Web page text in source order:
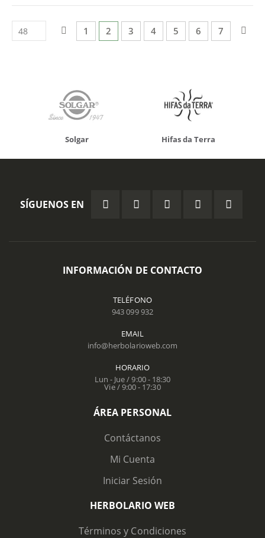
PáginaPágina
AnteriorPágina
1 Actualmente estás leyendo página
2 Página
3 Página
4 Página
5 Página
6 Página
7
Solgar Hifas da Terra
SÍGUENOS EN
INFORMACIÓN DE CONTACTO
TELÉFONO
943 099 932
EMAIL
info@herbolarioweb.com
HORARIO
Lun - Jue / 9:00 - 18:30
Vie / 9:00 - 17:30
ÁREA PERSONAL
Contáctanos
Mi Cuenta
Iniciar Sesión
HERBOLARIO WEB
Términos y Condiciones